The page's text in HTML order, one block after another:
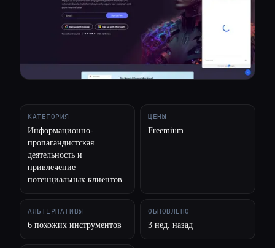
КАТЕГОРИЯ
Информационно-
пропагандистская
деятельность и
привлечение
потенциальных клиентов
ЦЕНЫ
Freemium
АЛЬТЕРНАТИВЫ
6 похожих инструментов
ОБНОВЛЕНО
3 нед. назад